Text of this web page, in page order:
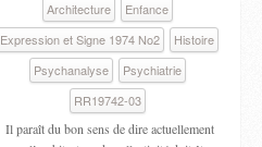
Architecture
Enfance
Expression et Signe 1974 No2
Histoire
Psychanalyse
Psychiatrie
RR19742-03
Il paraît du bon sens de dire actuellement